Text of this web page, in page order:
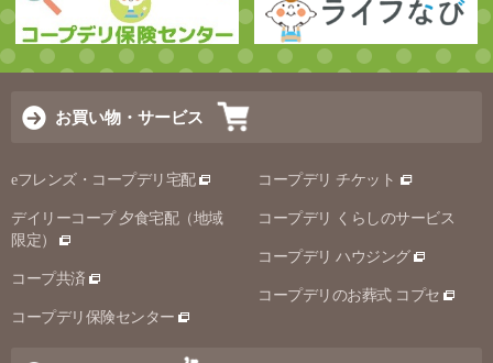
お買い物・サービス
eフレンズ・コープデリ宅配
デイリーコープ 夕食宅配（地域
限定）
コープ共済
コープデリ保険センター
コープデリ チケット
コープデリ くらしのサービス
コープデリ ハウジング
コープデリのお葬式 コプセ